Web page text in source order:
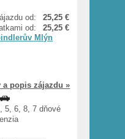
od:
25,25 €
od:
25,25 €
Mlýn
popis zájazdu »
5, 6, 8, 7 dňové